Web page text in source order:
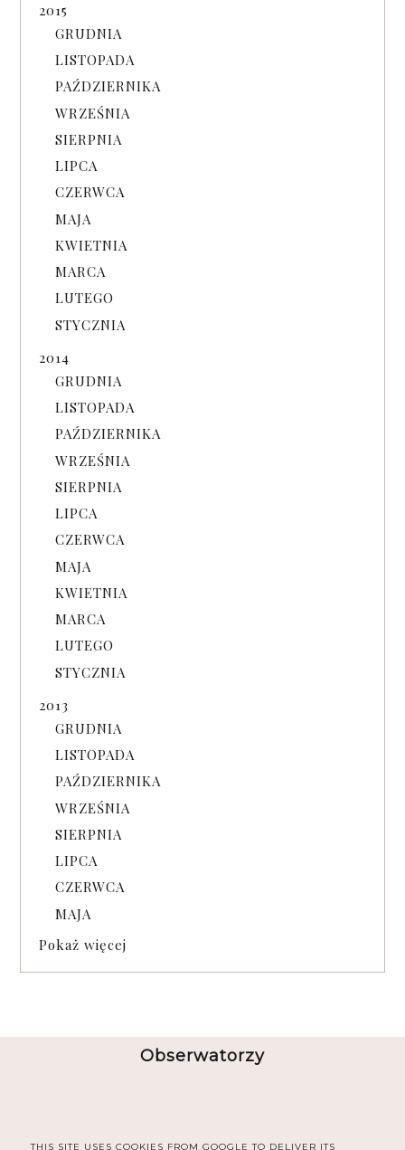
2015
GRUDNIA
LISTOPADA
PAŹDZIERNIKA
WRZEŚNIA
SIERPNIA
LIPCA
CZERWCA
MAJA
KWIETNIA
MARCA
LUTEGO
STYCZNIA
2014
GRUDNIA
LISTOPADA
PAŹDZIERNIKA
WRZEŚNIA
SIERPNIA
LIPCA
CZERWCA
MAJA
KWIETNIA
MARCA
LUTEGO
STYCZNIA
2013
GRUDNIA
LISTOPADA
PAŹDZIERNIKA
WRZEŚNIA
SIERPNIA
LIPCA
CZERWCA
MAJA
Pokaż więcej
Obserwatorzy
THIS SITE USES COOKIES FROM GOOGLE TO DELIVER ITS